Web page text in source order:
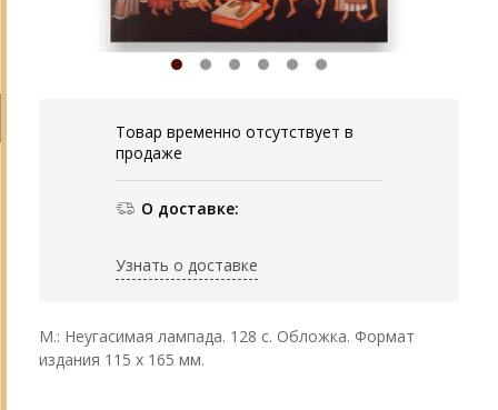
Товар временно отсутствует в
продаже
О доставке:
Узнать о доставке
М.: Неугасимая лампада. 128 с. Обложка. Формат
издания 115 х 165 мм.